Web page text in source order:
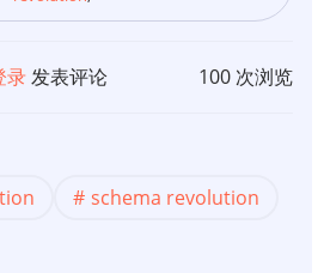
录发表评论 100 次浏览
schema revolution